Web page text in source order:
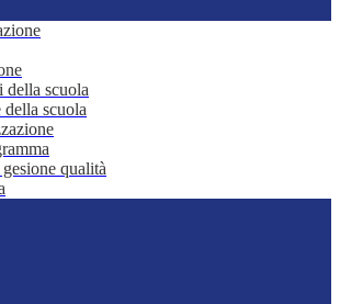
della scuola
della scuola
gesione qualità